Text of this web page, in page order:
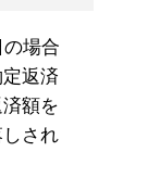
場合
返済
額を
され